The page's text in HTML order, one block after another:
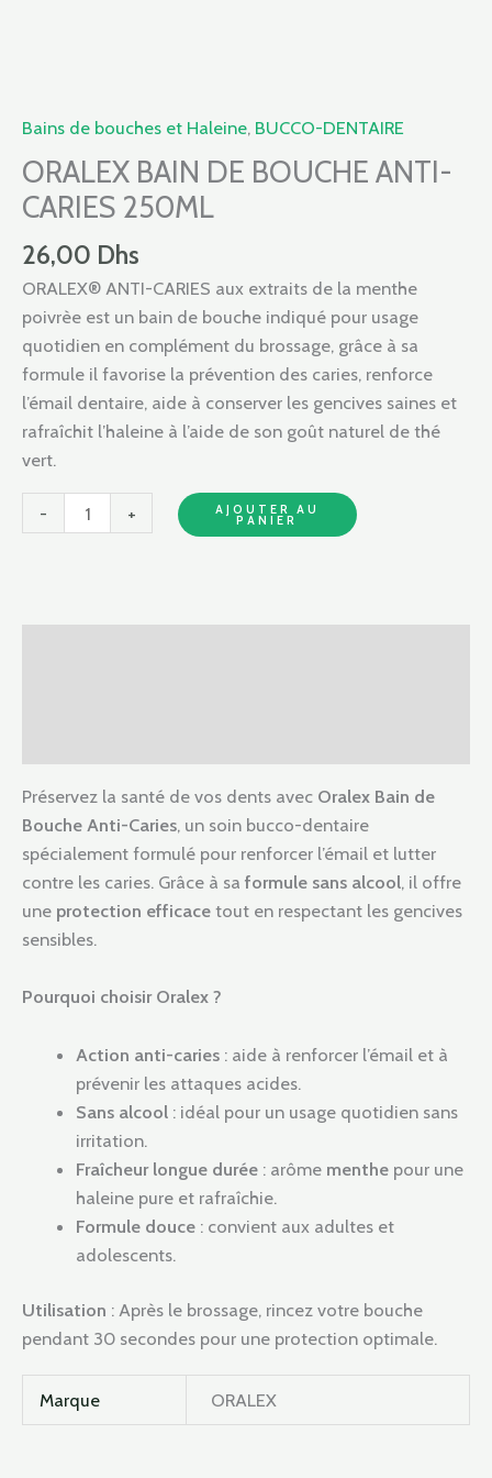
Bains de bouches et Haleine, BUCCO-DENTAIRE
ORALEX BAIN DE BOUCHE ANTI-
CARIES 250ML
26,00 Dhs
ORALEX® ANTI-CARIES aux extraits de la menthe
poivrèe est un bain de bouche indiqué pour usage
quotidien en complément du brossage, grâce à sa
formule il favorise la prévention des caries, renforce
l’émail dentaire, aide à conserver les gencives saines et
rafraîchit l’haleine à l’aide de son goût naturel de thé
vert.
-
250ML
+ AJOUTER AU
PANIER
Préservez la santé de vos dents avec Oralex Bain de
Bouche Anti-Caries, un soin bucco-dentaire
spécialement formulé pour renforcer l’émail et lutter
contre les caries. Grâce à sa formule sans alcool, il offre
une protection efficace tout en respectant les gencives
sensibles.
Pourquoi choisir Oralex ?
Action anti-caries : aide à renforcer l’émail et à
prévenir les attaques acides.
Sans alcool : idéal pour un usage quotidien sans
irritation.
Fraîcheur longue durée : arôme menthe pour une
haleine pure et rafraîchie.
Formule douce : convient aux adultes et
adolescents.
Utilisation : Après le brossage, rincez votre bouche
pendant 30 secondes pour une protection optimale.
Marque ORALEX